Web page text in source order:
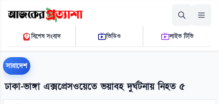
শুক্রবার, ০৭ আগস্ট ২০২৬
০৭ ২৮ ৪৫ এ.এম.THE DAILY AJKER PROTTASHA
বিশেষ সংবাদ ভিডিও লাইভ টিভি
সারাদেশ
ঢাকা-ভাঙ্গা এক্সপ্রেসওয়েতে ভয়াবহ দুর্ঘটনায় নিহত ৫